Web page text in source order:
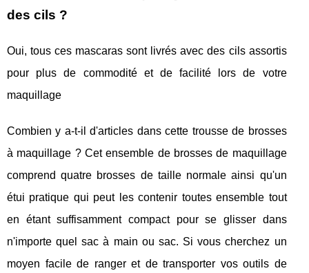
des cils ?
Oui, tous ces mascaras sont livrés avec des cils assortis
pour plus de commodité et de facilité lors de votre
maquillage
Combien y a-t-il d'articles dans cette trousse de brosses
à maquillage ? Cet ensemble de brosses de maquillage
comprend quatre brosses de taille normale ainsi qu'un
étui pratique qui peut les contenir toutes ensemble tout
en étant suffisamment compact pour se glisser dans
n'importe quel sac à main ou sac. Si vous cherchez un
moyen facile de ranger et de transporter vos outils de